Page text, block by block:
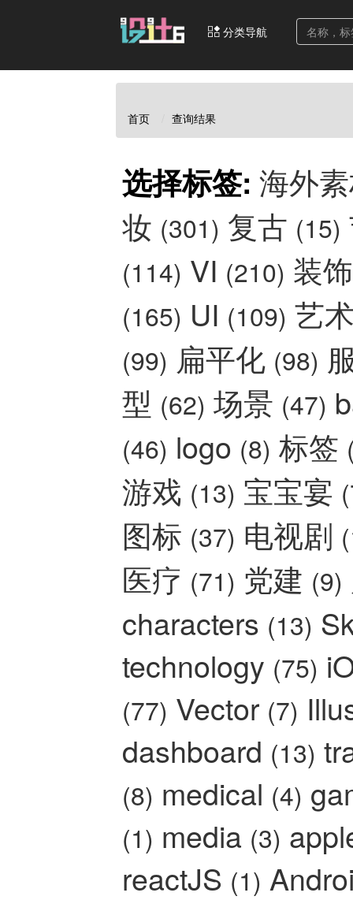
分类导航
首页 查询结果
选择标签: 海外
妆 (301) 复古 (15)
(114) VI (210) 装
(165) UI (109) 艺
(99) 扁平化 (98)
型 (62) 场景 (47)
(46) logo (8) 标签
游戏 (13) 宝宝宴
图标 (37) 电视剧
医疗 (71) 党建 (9)
characters (13)
technology (75)
(77) Vector (7)
dashboard (13)
(8) medical (4)
(1) media (3)
reactJS (1)